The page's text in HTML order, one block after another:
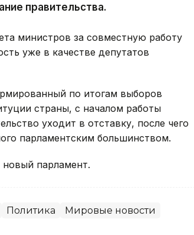
правительства.
министров за совместную работу
уже в качестве депутатов
по итогам выборов
страны, с началом работы
уходит в отставку, после чего
парламентским большинством.
новый парламент.
Политика Мировые новости